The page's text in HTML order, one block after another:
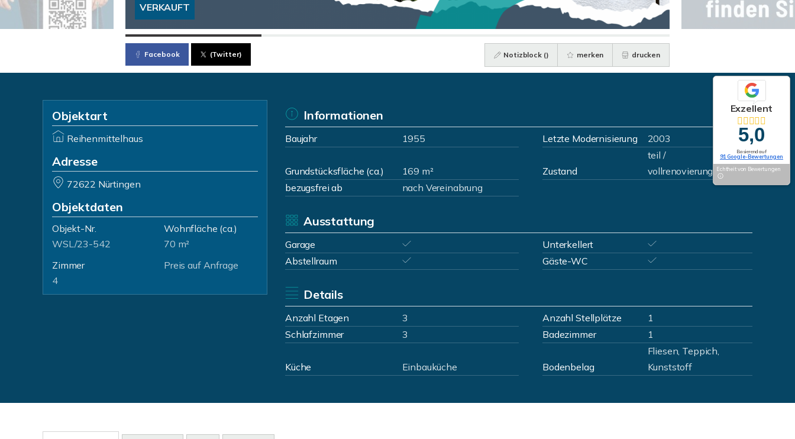
VERKAUFT
Facebook (Twitter) Notizblock () merken drucken
Objektart
Reihenmittelhaus
Adresse
72622 Nürtingen
Objektdaten
Objekt-Nr.
WSL/23-542
Wohnfläche (ca.)
70 m²
Zimmer
4
Preis auf Anfrage
Informationen
Baujahr 1955 Letzte Modernisierung 2003
Grundstücksfläche (ca.) 169 m² Zustand
teil /
vollrenovierungsbedürftig
bezugsfrei ab
nach Vereinabrung
Ausstattung
Garage
Unterkellert
Abstellraum
Gäste-WC
Details
Anzahl Etagen 3 Anzahl Stellplätze
1
Schlafzimmer
3 Badezimmer 1
Küche Einbauküche Bodenbelag
Fliesen, Teppich,
Kunststoff
Exzellent
5,0
Basierend auf
91 Google-Bewertungen
Echtheit von Bewertungen